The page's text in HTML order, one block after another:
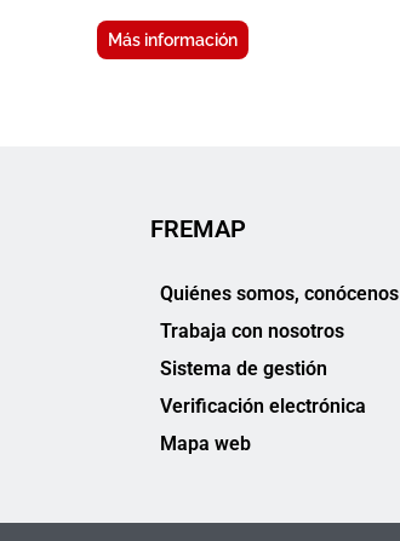
Más información
FREMAP
Quiénes somos, conócenos
Trabaja con nosotros
Sistema de gestión
Verificación electrónica
Mapa web